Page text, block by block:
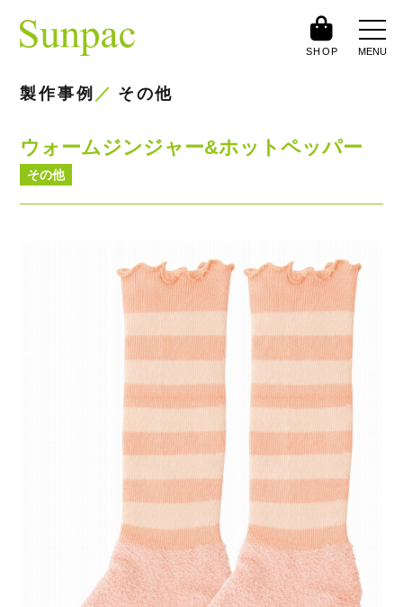
MENU
SHOP
製作事例 その他
ウォームジンジャー&ホットペッパー
その他